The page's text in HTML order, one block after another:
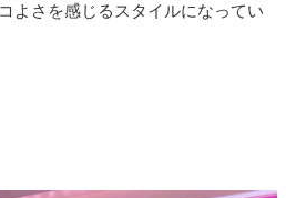
よさを感じるスタイルになってい